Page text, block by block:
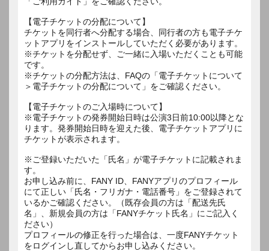
【電子チケットの分配について】
チケットを同行者へ分配する場合、同行者の方も電子チケ
ットアプリをインストールしていただく必要があります。
※チケットを分配せず、ご一緒に入場いただくことも可能
です。
※チケットの分配方法は、FAQの「電子チケットについて
＞電子チケットの分配について」をご確認ください。
【電子チケットのご入場時について】
※電子チケットの発券開始日時は公演3日前10:00以降とな
ります。発券開始日時を迎えた後、電子チケットアプリに
チケットが表示されます。
※ご登録いただいた「氏名」が電子チケットに記載されま
す。
お申し込み前に、FANY ID、FANYアプリのプロフィール
にて正しい「氏名・フリガナ・電話番号」をご登録されて
いるかご確認ください。（既存会員の方は「配送先氏
名」、新規会員の方は「FANYチケット氏名」にご記入く
ださい）
プロフィールの修正を行った場合は、一度FANYチケット
をログインし直してからお申し込みください。